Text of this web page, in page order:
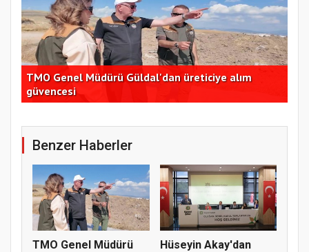
TMO Genel Müdürü Güldal'dan üreticiye alım
güvencesi
Benzer Haberler
TMO Genel Müdürü
Hüseyin Akay'dan